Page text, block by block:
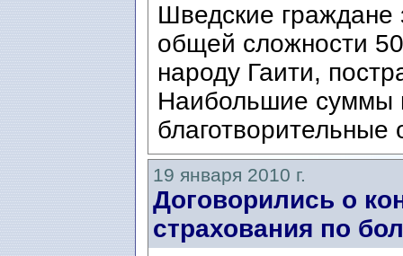
Шведские граждане
общей сложности
народу Гаити,
Наибольшие суммы
19 января 2010 г.
Договорились о
страхования по